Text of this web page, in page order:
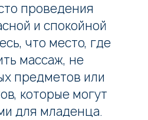
проведения
и спокойной
что место, где
массаж, не
предметов или
которые могут
для младенца.